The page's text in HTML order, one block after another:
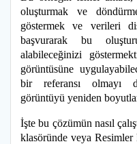
oluşturmak ve
göstermek ve verileri
başvurarak bu
alabileceğinizi
görüntüsüne
bir referansı olmayı
görüntüyü yeniden
İşte bu çözümün nasıl
klasöründe veya